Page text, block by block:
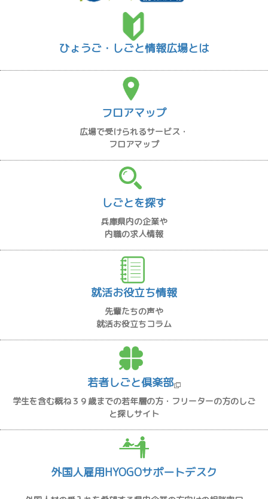
ひょうご・しごと情報広場とは
フロアマップ
広場で受けられるサービス・
フロアマップ
しごとを探す
兵庫県内の企業や
内職の求人情報
就活お役立ち情報
先輩たちの声や
就活お役立ちコラム
若者しごと倶楽部
学生を含む概ね３９歳までの若年層の方・フリーターの方のしご
と探しサイト
外国人雇用HYOGOサポートデスク